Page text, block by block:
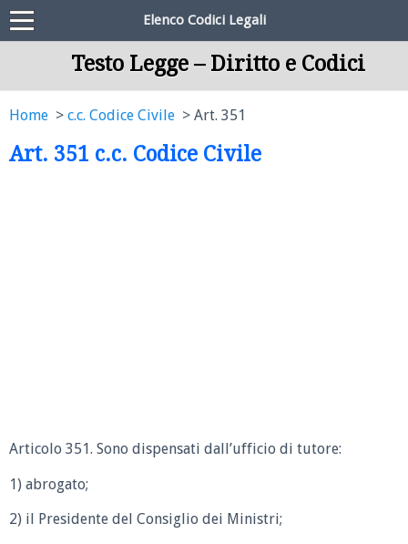
Elenco Codici Legali
Testo Legge – Diritto e Codici
Home c.c. Codice Civile Art. 351
Art. 351 c.c. Codice Civile
Articolo 351. Sono dispensati dall’ufficio di tutore:
1) abrogato;
2) il Presidente del Consiglio dei Ministri;